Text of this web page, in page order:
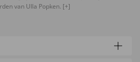
van Ulla Popken. [+]